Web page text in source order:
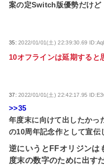
案の定Switch版優勢だけど
35:2022/01/01(土) 22:39:30.69
10オフラインは延期すると
37:2022/01/01(土) 22:42:17.95
>>35
年度末に向けて出したかっ
の10周年記念作として宣伝
逆にいうとFFオリジンは
度末の数字のために出す